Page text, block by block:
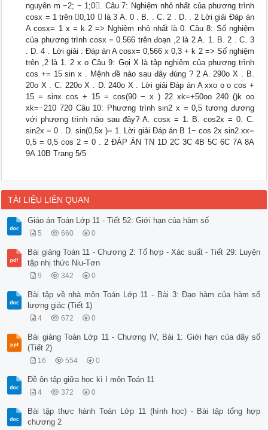
nguyên m −2; − 1;0. Câu 7: Nghiệm nhỏ nhất của phương trình
cosx = 1 trên 0,10  là 3 A. 0 . B. . C. 2 . D. . 2 Lời giải Đáp án
A cosx= 1 x = k 2 => Nghiệm nhỏ nhất là 0. Câu 8: Số nghiệm
của phương trình cosx = 0.566 trên đoạn ,2 là 2 A. 1. B. 2 . C. 3
. D. 4 . Lời giải : Đáp án A cosx= 0,566 x 0,3 + k 2 => Số nghiệm
trên ,2 là 1. 2 x o Câu 9: Gọi X là tập nghiệm của phương trình
cos += 15 sin x . Mệnh đề nào sau đây đúng ? 2 A. 290o X . B.
20o X . C. 220o X . D. 240o X . Lời giải Đáp án A xxo o o cos +
15 = sinx cos + 15 = cos(90 − x ) 22 xk=+50oo 240 ()k oo
xk=−210 720 Câu 10: Phương trình sin2 x = 0,5 tương đương
với phương trình nào sau đây? A. cosx = 1. B. cos2x = 0. C.
sin2x = 0 . D. sin(0,5x )= 1. Lời giải Đáp án B 1− cos 2x sin2 xx=
0,5 = 0,5 cos 2 = 0 . 2 ĐÁP ÁN TN 1D 2C 3C 4B 5C 6C 7A 8A
9A 10B Trang 5/5
TÀI LIỆU LIÊN QUAN
Giáo án Toán Lớp 11 - Tiết 52: Giới hạn của hàm số
5 660 0
Bài giảng Toán 11 - Chương 2: Tổ hợp - Xác suất - Tiết 29: Luyện
tập nhị thức Niu-Tơn
9 342 0
Bài tập về nhà môn Toán Lớp 11 - Bài 3: Đạo hàm của hàm số
lượng giác (Tiết 1)
4 672 0
Bài giảng Toán Lớp 11 - Chương IV, Bài 1: Giới hạn của dãy số
(Tiết 2)
16 554 0
Đề ôn tập giữa học kì I môn Toán 11
4 372 0
Bài tập thực hành Toán Lớp 11 (hình học) - Bài tập tổng hợp
chương 2